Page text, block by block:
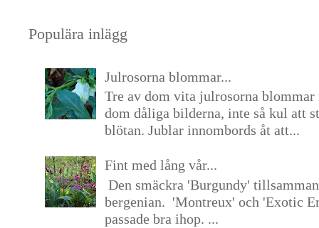
Populära inlägg
Julrosorna blommar...
Tre av dom vita julrosorna blommar
dom dåliga bilderna, inte så kul att
blötan. Jublar innombords åt att...
Fint med lång vår...
Den smäckra 'Burgundy'
bergenian. 'Montreux' och 'Exotic
passade bra ihop. ...